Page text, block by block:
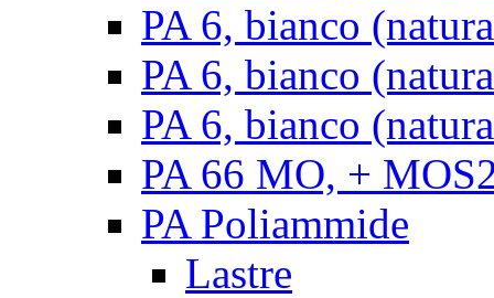
PA 6, bianco
PA 6, bianco
PA 6, bianco
PA 66 MO, +
PA Poliammide
Lastre